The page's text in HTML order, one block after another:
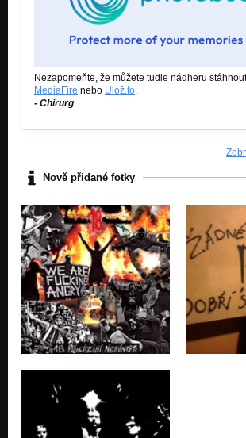
Nezapomeňte, že můžete tudle nádheru
MediaFire nebo Ulož.to.
- Chirurg
Nově přidané fotky